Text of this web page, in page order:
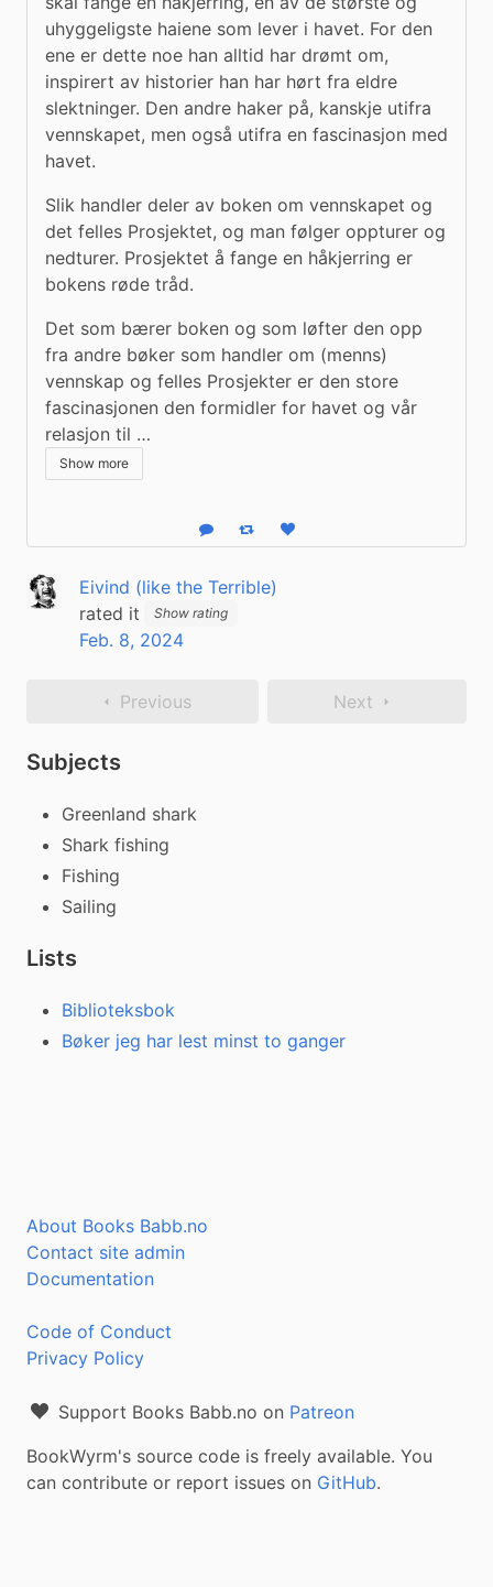
uhyggeligste haiene som lever i havet. For den
ene er dette noe han alltid har drømt om,
inspirert av historier han har hørt fra eldre
slektninger. Den andre haker på, kanskje utifra
vennskapet, men også utifra en fascinasjon med
havet.
Slik handler deler av boken om vennskapet og
det felles Prosjektet, og man følger oppturer og
nedturer. Prosjektet å fange en håkjerring er
bokens røde tråd.
Det som bærer boken og som løfter den opp
fra andre bøker som handler om (menns)
vennskap og felles Prosjekter er den store
fascinasjonen den formidler for havet og vår
relasjon til …
Show more
Reply Boost statusLike status
Eivind (like the Terrible)
rated it
Show rating
Feb. 8, 2024
Previous Next
Subjects
Greenland shark
Shark fishing
Fishing
Sailing
Lists
Biblioteksbok
Bøker jeg har lest minst to ganger
About Books Babb.no
Contact site admin
Documentation
Code of Conduct
Privacy Policy
Support Books Babb.no on Patreon
BookWyrm's source code is freely available. You
can contribute or report issues on GitHub.